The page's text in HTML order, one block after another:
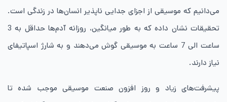
می‌دانیم که موسیقی از اجزای جدایی ناپذیر انسان‌ها در زندگی است.
تحقیقات نشان داده که به طور میانگین، روزانه آدم‌ها حداقل به 3
ساعت الی 7 ساعت به موسیقی گوش می‌دهند و به شارژ‌ اسپاتیفای
نیاز دارند.
پیشرفت‌های زیاد و روز افزون صنعت موسیقی موجب شده تا